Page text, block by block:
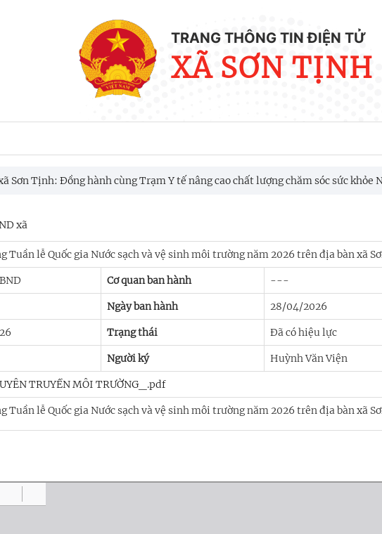
TRANG THÔNG TIN ĐIỆN TỬ
XÃ SƠN TỊNH
Tịnh: Đồng hành cùng Trạm Y tế nâng cao chất lượng chăm sóc sức khỏe
xã
Tuần lễ Quốc gia Nước sạch và vệ sinh môi trường năm 2026 trên địa bàn xã
Cơ quan ban hành ---
Ngày ban hành 28/04/2026
Trạng thái Đã có hiệu lực
Người ký Huỳnh Văn Viện
TRUYỀN MÔI TRƯỜNG_.pdf
Tuần lễ Quốc gia Nước sạch và vệ sinh môi trường năm 2026 trên địa bàn xã